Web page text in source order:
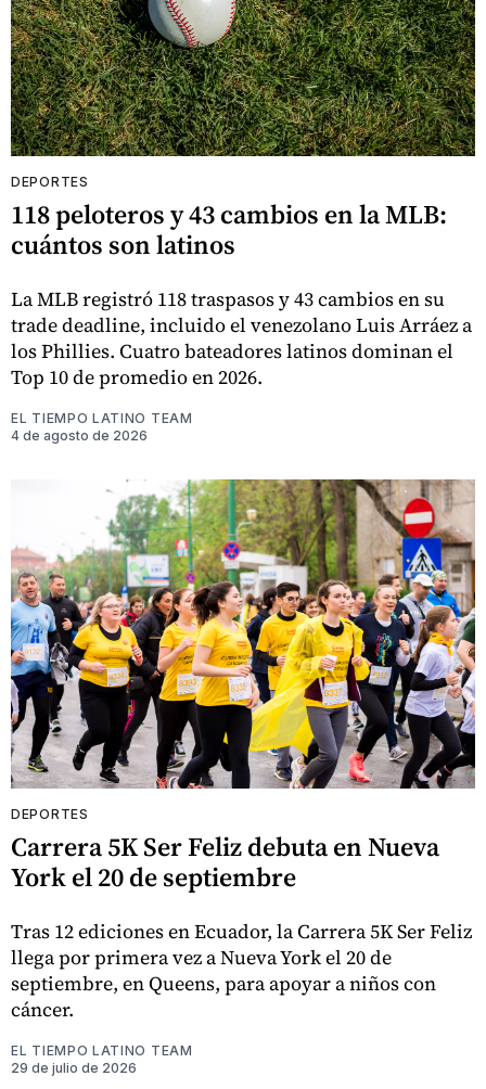
DEPORTES
118 peloteros y 43 cambios en la MLB:
cuántos son latinos
La MLB registró 118 traspasos y 43 cambios en su
trade deadline, incluido el venezolano Luis Arráez a
los Phillies. Cuatro bateadores latinos dominan el
Top 10 de promedio en 2026.
EL TIEMPO LATINO TEAM
4 de agosto de 2026
DEPORTES
Carrera 5K Ser Feliz debuta en Nueva
York el 20 de septiembre
Tras 12 ediciones en Ecuador, la Carrera 5K Ser Feliz
llega por primera vez a Nueva York el 20 de
septiembre, en Queens, para apoyar a niños con
cáncer.
EL TIEMPO LATINO TEAM
29 de julio de 2026